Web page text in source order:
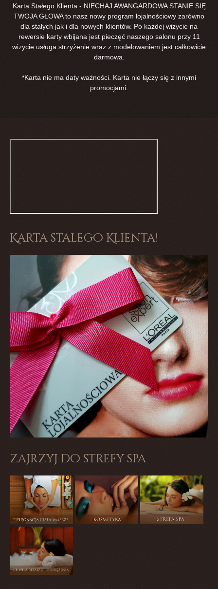
Karta Stałego Klienta - NIECHAJ AWANGARDOWA STANIE SIĘ
TWOJA GŁOWA to nasz nowy program lojalnościowy zarówno
dla stałych jak i dla nowych klientów. Po każdej wizycie na
rewersie karty wbijana jest pieczęć naszego salonu przy 11
wizycie usługa strzyżenie wraz z modelowaniem jest całkowicie
darmowa.
*Karta nie ma daty ważności. Karta nie łączy się z innymi
promocjami.
Karta stalego Klienta!
zajrzyj do strefy spa